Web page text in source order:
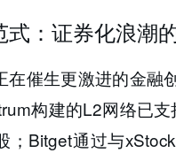
式：证券化浪潮
在催生更激进的金融
构建的L2网络已
；Bitget通过与